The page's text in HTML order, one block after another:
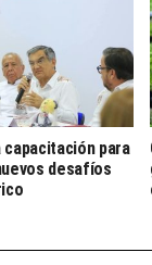
para
desafíos